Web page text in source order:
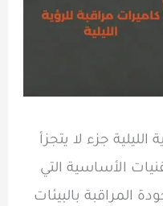
جزء لا يتجزأ
الأساسية التي
المراقبة بالبيئات